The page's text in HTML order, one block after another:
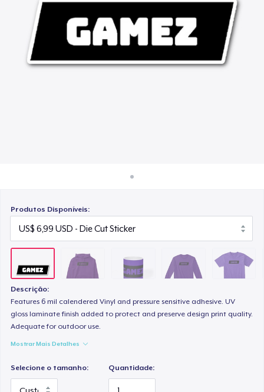
Venda em todo lugar
Produtos Disponíveis:
Descrição:
Features 6 mil calendered Vinyl and pressure sensitive adhesive. UV
gloss laminate finish added to protect and preserve design print quality.
Adequate for outdoor use.
Mostrar Mais Detalhes
Selecione o tamanho: Quantidade:
Classic Long Sleeve Tee
US$ 29,99